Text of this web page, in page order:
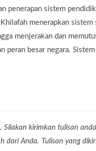
penerapan sistem
menerapkan
menjerakan dan
peran besar negara.
kirimkan tulisan
Anda. Tulisan yang